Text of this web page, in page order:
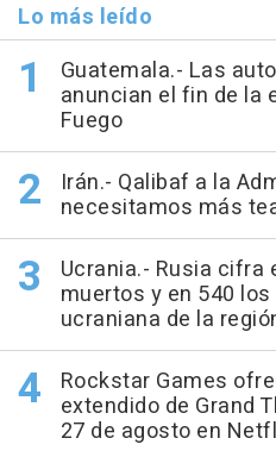
Lo más leído
Guatemala.- Las
anuncian el fin de la
Fuego
Irán.- Qalibaf a la
necesitamos más
Ucrania.- Rusia cifra
muertos y en 540
ucraniana de la
Rockstar Games
extendido de Grand
27 de agosto en